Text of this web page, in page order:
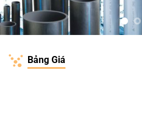
Bảng Giá